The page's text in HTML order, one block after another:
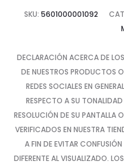
SKU: 5601000001092
DECLARACIÓN ACERCA DE
DE NUESTROS PRODUCTOS
REDES SOCIALES EN
RESPECTO A SU
RESOLUCIÓN DE SU PANTALLA
VERIFICADOS EN NUESTRA
A FIN DE EVITAR
DIFERENTE AL VISUALIZADO.